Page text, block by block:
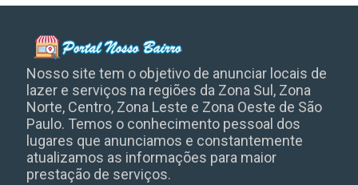
Nosso site tem o objetivo de anunciar locais de
lazer e serviços na regiões da Zona Sul, Zona
Norte, Centro, Zona Leste e Zona Oeste de São
Paulo. Temos o conhecimento pessoal dos
lugares que anunciamos e constantemente
atualizamos as informações para maior
prestação de serviços.